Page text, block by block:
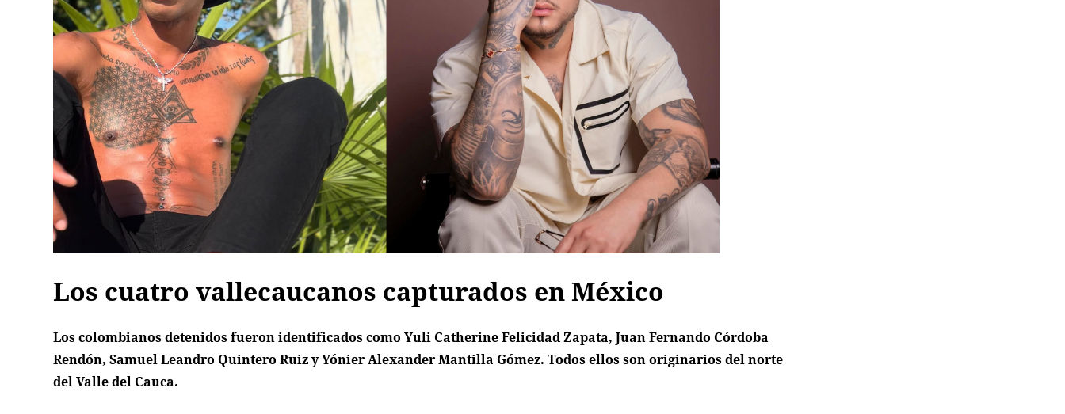
Los cuatro vallecaucanos capturados en México
Los colombianos detenidos fueron identificados como Yuli Catherine Felicidad Zapata, Juan Fernando Córdoba
Rendón, Samuel Leandro Quintero Ruiz y Yónier Alexander Mantilla Gómez. Todos ellos son originarios del norte
del Valle del Cauca.